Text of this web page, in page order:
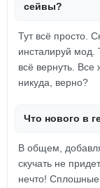
сейвы?
Тут всё просто.
инсталируй мод.
всё вернуть.
никуда, верно?
Что нового в
В общем,
скучать не
нечто! Сплошные